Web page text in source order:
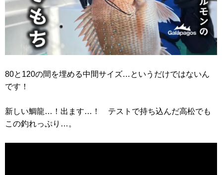
80と120の間を埋める中間サイズ…というだけではないん
です！
新しい鯛龍…！出ます…！ テストで持ち込んだ高松でも
この釣れっぷり…。